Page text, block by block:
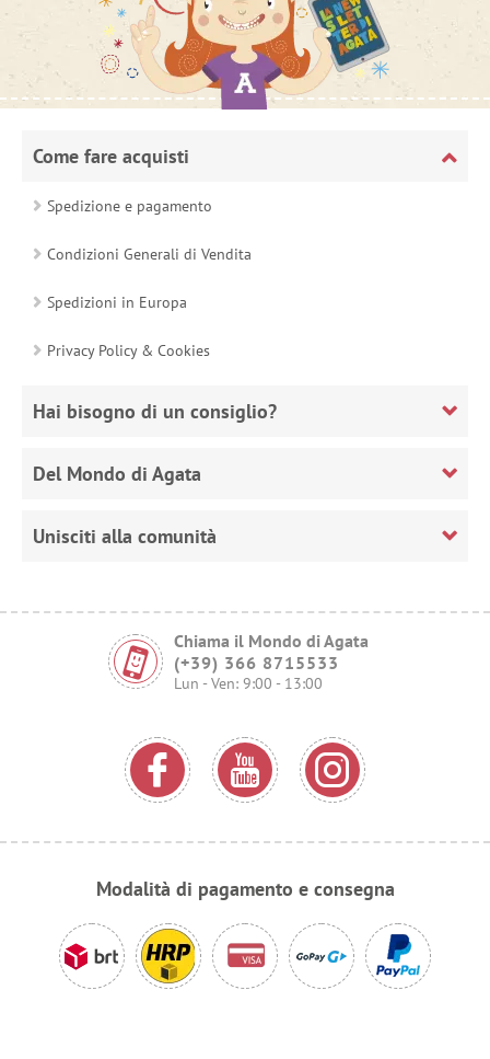
Come fare acquisti
Spedizione e pagamento
Condizioni Generali di Vendita
Spedizioni in Europa
Privacy Policy & Cookies
Hai bisogno di un consiglio?
Del Mondo di Agata
Unisciti alla comunità
Chiama il Mondo di Agata
(+39) 366 8715533
Lun - Ven: 9:00 - 13:00
Modalità di pagamento e consegna